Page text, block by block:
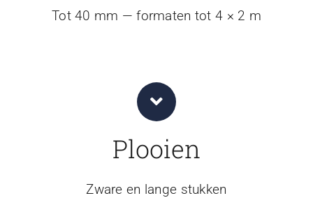
Tot 40 mm — formaten tot 4 × 2 m
Plooien
Zware en lange stukken